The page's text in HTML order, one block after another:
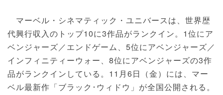
マーベル・シネマティック・ユニバースは、世界歴
代興行収入のトップ10に3作品がランクイン。1位にア
ベンジャーズ／エンドゲーム、5位にアベンジャーズ／
インフィニティーウォー、8位にアベンジャーズの3作
品がランクインしている。11月6日（金）には、マー
ベル最新作「ブラック･ウィドウ」が全国公開される。